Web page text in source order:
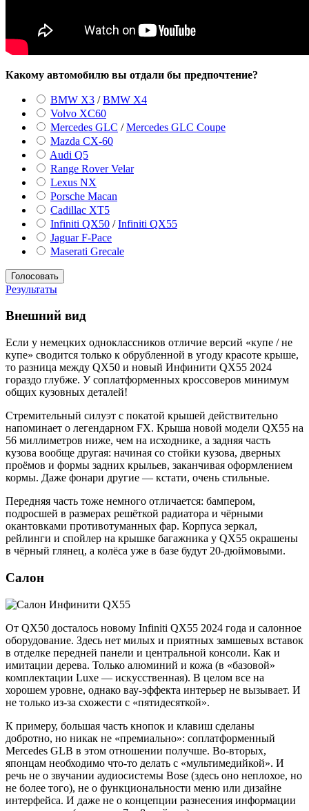
Какому автомобилю вы отдали бы предпочтение?
BMW X3 /BMW X4
Volvo XC60
Mercedes GLC /Mercedes GLC Coupe
Mazda CX-60
Audi Q5
Range Rover Velar
Lexus NX
Porsche Macan
Cadillac XT5
Infiniti QX50 /Infiniti QX55
Jaguar F-Pace
Maserati Grecale
Результаты
Внешний вид
Если у немецких одноклассников отличие версий «купе / не
купе» сводится только к обрубленной в угоду красоте крыше,
то разница между QX50 и новый Инфинити QX55 2024
гораздо глубже. У соплатформенных кроссоверов минимум
общих кузовных деталей!
Стремительный силуэт с покатой крышей действительно
напоминает о легендарном FX. Крыша новой модели QX55 на
56 миллиметров ниже, чем на исходнике, а задняя часть
кузова вообще другая: начиная со стойки кузова, дверных
проёмов и формы задних крыльев, заканчивая оформлением
кормы. Даже фонари другие — кстати, очень стильные.
Передняя часть тоже немного отличается: бампером,
подросшей в размерах решёткой радиатора и чёрными
окантовками противотуманных фар. Корпуса зеркал,
рейлинги и спойлер на крышке багажника у QX55 окрашены
в чёрный глянец, а колёса уже в базе будут 20-дюймовыми.
Салон
От QX50 досталось новому Infiniti QX55 2024 года и салонное
оборудование. Здесь нет милых и приятных замшевых вставок
в отделке передней панели и центральной консоли. Как и
имитации дерева. Только алюминий и кожа (в «базовой»
комплектации Luxe — искусственная). В целом все на
хорошем уровне, однако вау-эффекта интерьер не вызывает. И
не только из-за схожести с «пятидесяткой».
К примеру, большая часть кнопок и клавиш сделаны
добротно, но никак не «премиально»: соплатформенный
Mercedes GLB в этом отношении получше. Во-вторых,
японцам необходимо что-то делать с «мультимедийкой». И
речь не о звучании аудиосистемы Bose (здесь оно неплохое, но
не более того), не о функциональности меню или дизайне
интерфейса. И даже не о концепции разнесения информации